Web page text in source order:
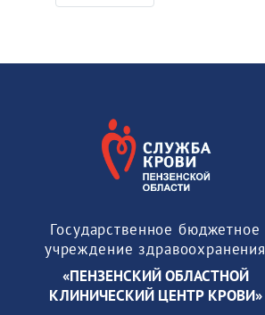
Государственное бюджетное
учреждение здравоохранения
«ПЕНЗЕНСКИЙ ОБЛАСТНОЙ
КЛИНИЧЕСКИЙ ЦЕНТР КРОВИ»